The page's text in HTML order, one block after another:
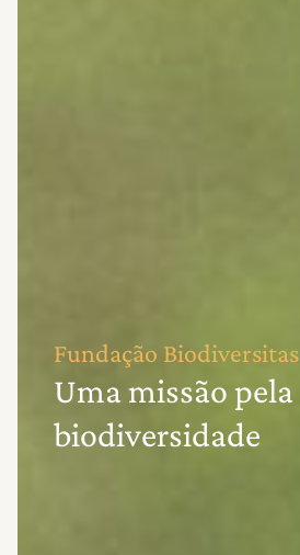
Fundação Biodiversitas
Uma missão pela
biodiversidade